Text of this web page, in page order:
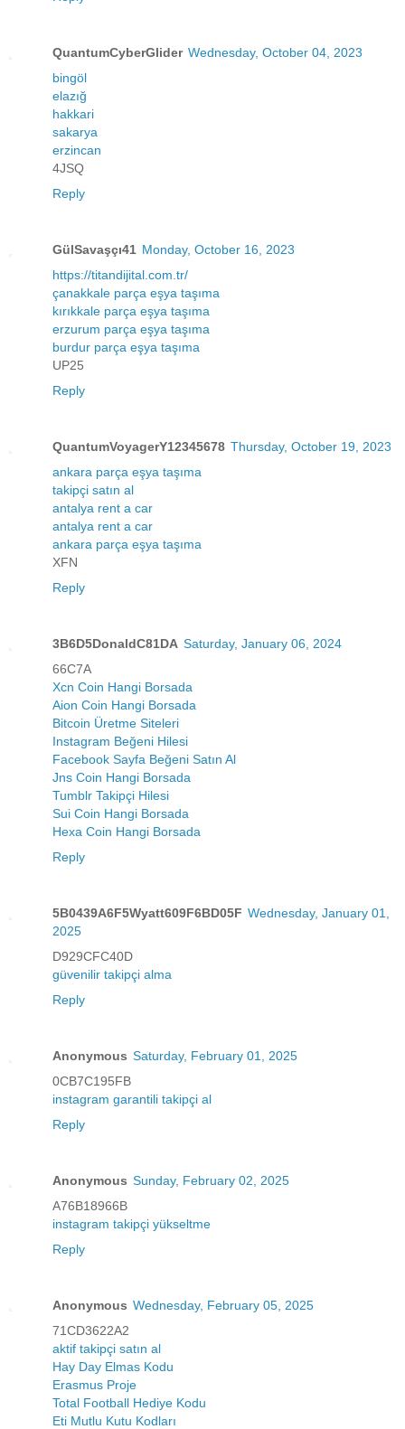
QuantumCyberGlider Wednesday, October 04, 2023
bingöl
elazığ
hakkari
sakarya
erzincan
4JSQ
Reply
GülSavaşçı41 Monday, October 16, 2023
https://titandijital.com.tr/
çanakkale parça eşya taşıma
kırıkkale parça eşya taşıma
erzurum parça eşya taşıma
burdur parça eşya taşıma
UP25
Reply
QuantumVoyagerY12345678 Thursday, October 19, 2023
ankara parça eşya taşıma
takipçi satın al
antalya rent a car
antalya rent a car
ankara parça eşya taşıma
XFN
Reply
3B6D5DonaldC81DA Saturday, January 06, 2024
66C7A
Xcn Coin Hangi Borsada
Aion Coin Hangi Borsada
Bitcoin Üretme Siteleri
Instagram Beğeni Hilesi
Facebook Sayfa Beğeni Satın Al
Jns Coin Hangi Borsada
Tumblr Takipçi Hilesi
Sui Coin Hangi Borsada
Hexa Coin Hangi Borsada
Reply
5B0439A6F5Wyatt609F6BD05F Wednesday, January 01,
2025
D929CFC40D
güvenilir takipçi alma
Reply
Anonymous Saturday, February 01, 2025
0CB7C195FB
instagram garantili takipçi al
Reply
Anonymous Sunday, February 02, 2025
A76B18966B
instagram takipçi yükseltme
Reply
Anonymous Wednesday, February 05, 2025
71CD3622A2
aktif takipçi satın al
Hay Day Elmas Kodu
Erasmus Proje
Total Football Hediye Kodu
Eti Mutlu Kutu Kodları